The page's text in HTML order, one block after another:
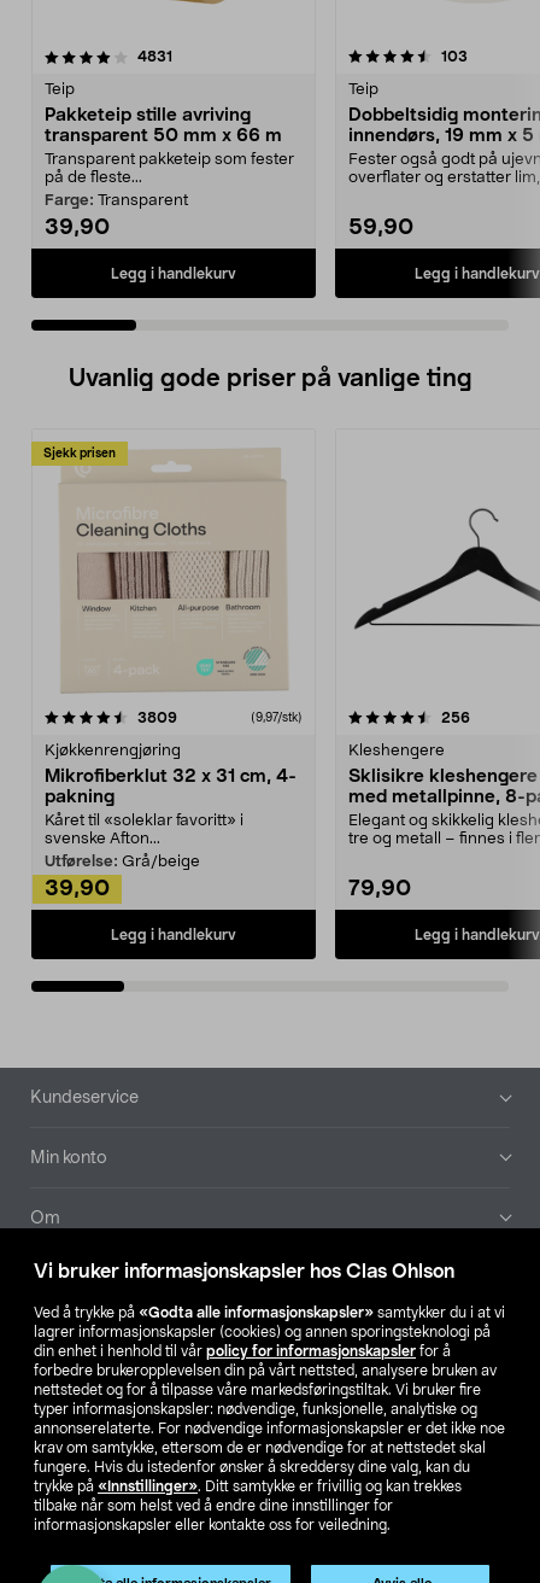
Vi bruker informasjonskapsler hos Clas Ohlson
Ved å trykke på «Godta alle informasjonskapsler» samtykker du i at vi
lagrer informasjonskapsler (cookies) og annen sporingsteknologi på
din enhet i henhold til vår policy for informasjonskapsler for å
forbedre brukeropplevelsen din på vårt nettsted, analysere bruken av
nettstedet og for å tilpasse våre markedsføringstiltak. Vi bruker fire
typer informasjonskapsler: nødvendige, funksjonelle, analytiske og
annonserelaterte. For nødvendige informasjonskapsler er det ikke noe
krav om samtykke, ettersom de er nødvendige for at nettstedet skal
fungere. Hvis du istedenfor ønsker å skreddersy dine valg, kan du
trykke på «Innstillinger». Ditt samtykke er frivillig og kan trekkes
tilbake når som helst ved å endre dine innstillinger for
informasjonskapsler eller kontakte oss for veiledning.
4831
Teip
Pakketeip stille avriving
transparent 50 mm x 66 m
Transparent pakketeip som fester
på de fleste...
Farge: Transparent
39,90
Legg i handlekurv
4.5 av 5 stjerner 103
Teip
Dobbeltsidig
innendørs, 19 mm x 5
Fester også godt på
overflater og erstatter
59,90
Legg i handlekurv
4.0 av 5 stjerner
Uvanlig gode priser på vanlige ting
Sjekk prisen
3809anmeldelser(9,97/stk)
Kjøkkenrengjøring
Mikrofiberklut 32 x 31 cm, 4-
pakning
Kåret til «soleklar favoritt» i
svenske Afton...
Utførelse: Grå/beige
39,90
Legg i handlekurv
4.5av 5 stjerner 256
Kleshengere
Sklisikre
med metallpinne, 8-
Elegant og skikkelig
tre og metall – finnes i
79,90
Legg i handlekurv
4.5av 5 stjerner
Bunntekst
Kundeservice
Min konto
Om
Aktuelt
Våre selskaper
Finn din butikk
SE NO FI